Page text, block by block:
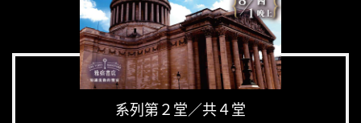
系列第２堂／共４堂